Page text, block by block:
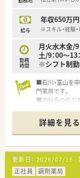
給与
年収650万
※スキル・経験
勤務
時間
月火水木金/9
土/9：00～13
※シフト制
■石川・富山を
門薬局です。
■内科系の処方
詳細を見る
更新日： 2026/07/16
正社員
調剤薬局